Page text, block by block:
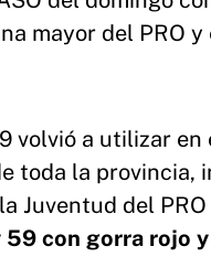
mayor del PRO
volvió a utilizar
toda la provincia,
Juventud del
con gorra rojo